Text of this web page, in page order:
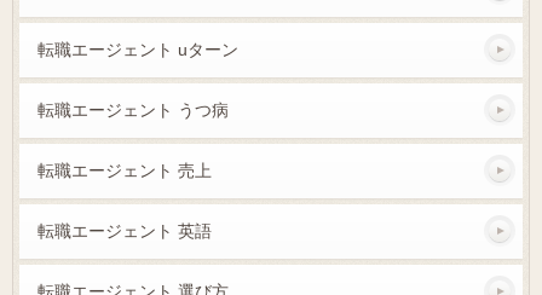
転職エージェント uターン
転職エージェント うつ病
転職エージェント 売上
転職エージェント 英語